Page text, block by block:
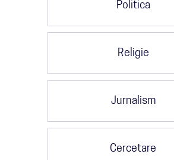
Politica
Religie
Jurnalism
Cercetare